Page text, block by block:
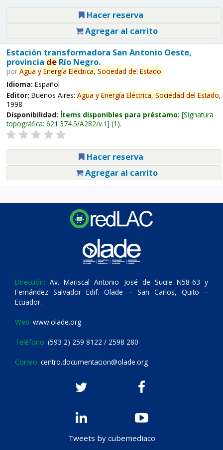
Hacer reserva
Agregar al carrito
Estación transformadora San Antonio Oeste,
provincia deRío Negro.
por Agua y Energía Eléctrica, Sociedad del Estado.
Idioma: Español
Editor: Buenos Aires: Agua y Energía Eléctrica, Sociedad del Estado,
1998
Disponibilidad: Ítems disponibles para préstamo: Signatura
topográfica: 621.374.5/A282/v.1 (1).
Hacer reserva
Agregar al carrito
Dirección: Av. Mariscal Antonio José de Sucre N58-63 y
Fernández Salvador Edif. Olade – San Carlos, Quito –
Ecuador.
Web: www.olade.org
Teléfono: (593 2) 259 8122 / 2598 280
Correo: centro.documentacion@olade.org
Tweets by cubemediaco